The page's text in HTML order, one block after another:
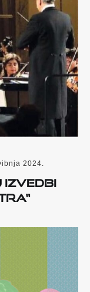
2024.
izvedbi